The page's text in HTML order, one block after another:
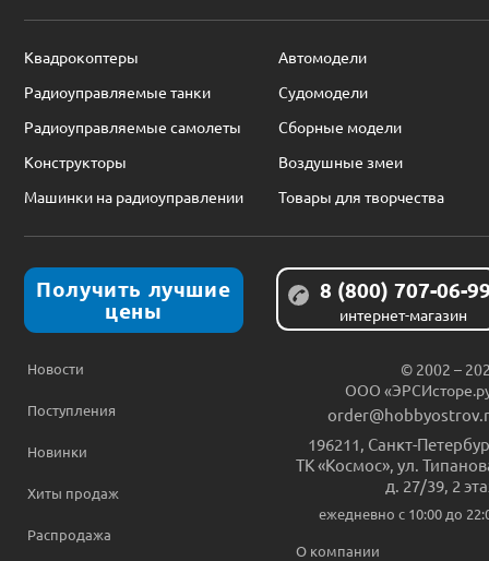
Квадрокоптеры
Автомодели
Радиоуправляемые танки
Судомодели
Радиоуправляемые самолеты
Сборные модели
Конструкторы
Воздушные змеи
Машинки на радиоуправлении
Товары для творчества
Получить лучшие
цены
8 (800) 707-06-
интернет-магазин
Новости
Поступления
Новинки
Хиты продаж
Распродажа
© 2002 –
ООО
196211 Санкт-
ТК «Космос», ул.
д. 27/39, 2
ежедневно c 10:00 до
О компании